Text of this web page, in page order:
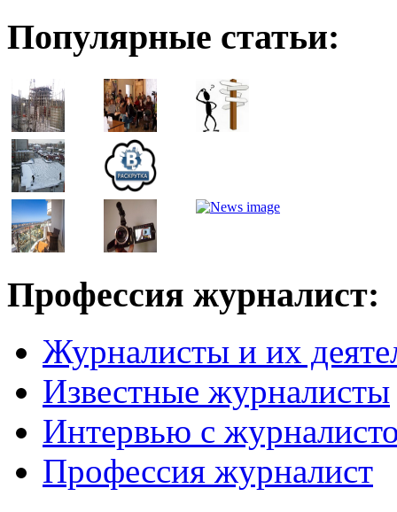
Популярные статьи:
Профессия журналист:
Журналисты и их
Известные журналисты
Интервью с
Профессия журналист